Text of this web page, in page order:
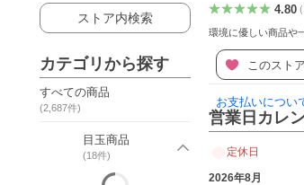
ストア内検索
カテゴリから探す
すべての商品
(2,687件)
目玉商品
(18件)
4.80（
環境に優しい商品や
このスト
お支払いについ
営業日カレ
定休日
2026年8月